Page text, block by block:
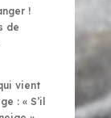
!
de
vient
: « S’il